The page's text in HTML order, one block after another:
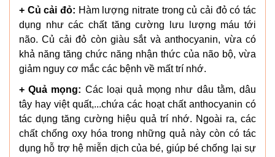
+ Củ cải đỏ: Hàm lượng nitrate trong củ cải đỏ có tác
dụng như các chất tăng cường lưu lượng máu tới
não. Củ cải đỏ còn giàu sắt và anthocyanin, vừa có
khả năng tăng chức năng nhận thức của não bộ, vừa
giảm nguy cơ mắc các bệnh về mất trí nhớ.
+ Quả mọng: Các loại quả mọng như dâu tằm, dâu
tây hay việt quất,...chứa các hoạt chất anthocyanin có
tác dụng tăng cường hiệu quả trí nhớ. Ngoài ra, các
chất chống oxy hóa trong những quả này còn có tác
dụng hỗ trợ hệ miễn dịch của bé, giúp bé chống lại sự